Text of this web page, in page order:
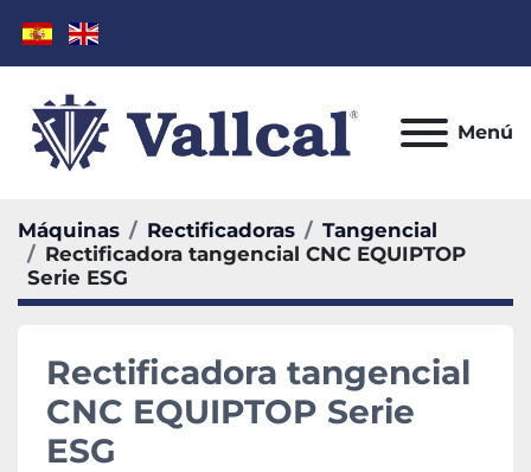
Menú
Máquinas Rectificadoras
Tangencial
Rectificadora tangencial CNC EQUIPTOP
Serie ESG
Rectificadora tangencial
CNC EQUIPTOP Serie
ESG